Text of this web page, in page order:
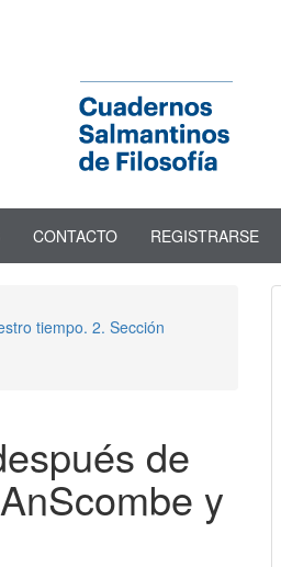
CONTACTO REGISTRARSE
tiempo. 2. Sección
de
y